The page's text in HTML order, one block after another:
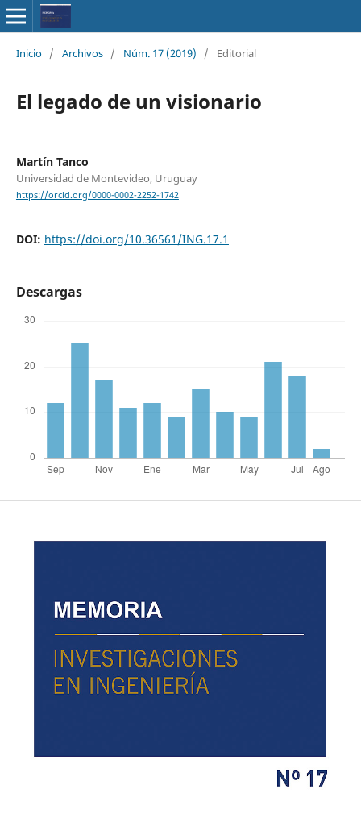
Inicio / Archivos / Núm. 17 (2019) / Editorial
El legado de un visionario
Martín Tanco
Universidad de Montevideo, Uruguay
https://orcid.org/0000-0002-2252-1742
DOI: https://doi.org/10.36561/ING.17.1
Descargas